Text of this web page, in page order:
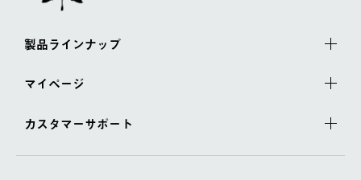
製品ラインナップ
マイページ
カスタマーサポート